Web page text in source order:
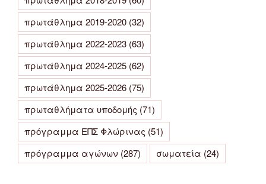
πρωτάθλημα 2019-2020 (32)
πρωτάθλημα 2022-2023 (63)
πρωτάθλημα 2024-2025 (62)
πρωτάθλημα 2025-2026 (75)
πρωταθλήματα υποδομής (71)
πρόγραμμα ΕΠΣ Φλώρινας (51)
πρόγραμμα αγώνων (287) σωματεία (24)